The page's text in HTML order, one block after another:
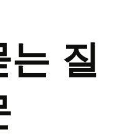
질